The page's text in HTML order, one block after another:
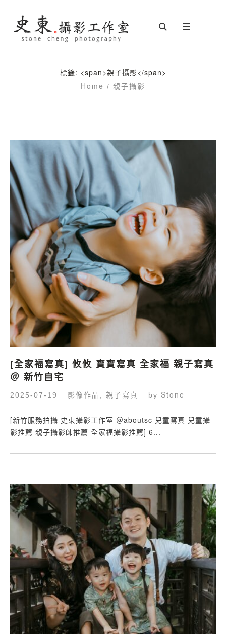
標籤: <span>親子攝影</span>
Home / 親子攝影
[全家福寫真] 攸攸 寶寶寫真 全家福 親子寫真
＠ 新竹自宅
2025-07-19 影像作品 親子寫真 by Stone
[新竹服務拍攝 史東攝影工作室 ＠aboutsc 兒童寫真 兒童攝
影推薦 親子攝影師推薦 全家福攝影推薦] 6...